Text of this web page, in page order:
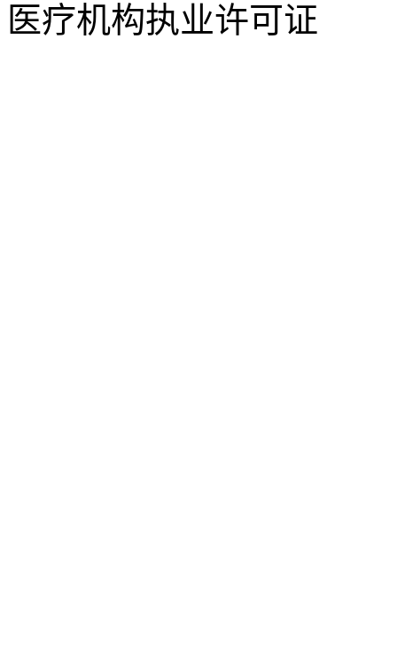
医疗机构执业许可证